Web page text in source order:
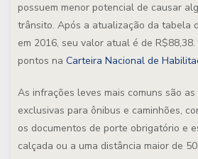
possuem menor potencial de causar
trânsito. Após a atualização da tabela
em 2016, seu valor atual é de
pontos na Carteira Nacional de
As infrações leves mais comuns são
exclusivas para ônibus e caminhões,
os documentos de porte obrigatório e
calçada ou a uma distância maior de